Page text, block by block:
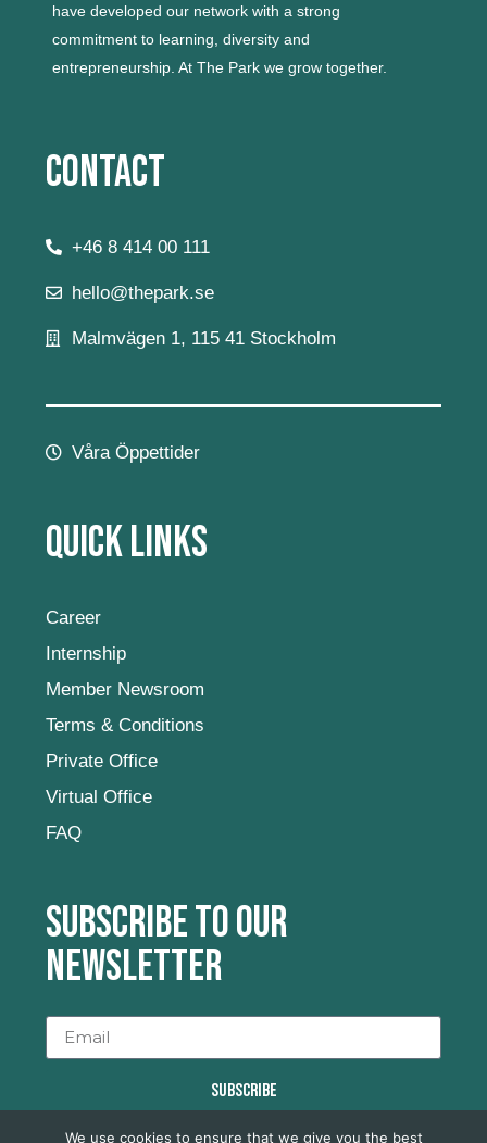
have developed our network with a strong
commitment to learning, diversity and
entrepreneurship. At The Park we grow together.
Contact
+46 8 414 00 111
hello@thepark.se
Malmvägen 1, 115 41 Stockholm
Våra Öppettider
Quick Links
Career
Internship
Member Newsroom
Terms & Conditions
Private Office
Virtual Office
FAQ
Subscribe to our
newsletter
SUBSCRIBE
We use cookies to ensure that we give you the best